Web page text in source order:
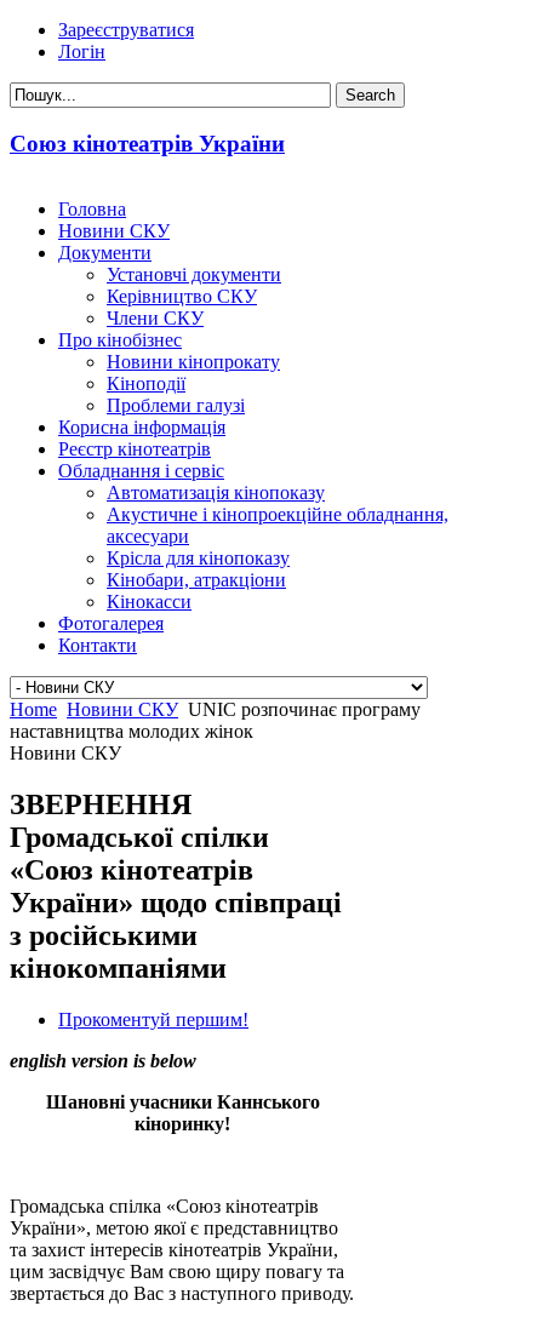
Зареєструватися
Логін
Союз кінотеатрів України
Головна
Новини СКУ
Документи
Установчі документи
Керівництво СКУ
Члени СКУ
Про кінобізнес
Новини кінопрокату
Кіноподії
Проблеми галузі
Корисна інформація
Реєстр кінотеатрів
Обладнання і сервіс
Автоматизація кінопоказу
Акустичне і кінопроекційне обладнання,
аксесуари
Крісла для кінопоказу
Кінобари, атракціони
Кінокасси
Фотогалерея
Контакти
Home Новини СКУ UNIC розпочинає програму
наставництва молодих жінок
Новини СКУ
ЗВЕРНЕННЯ
Громадської спілки
«Союз кінотеатрів
України» щодо співпраці
з російськими
кінокомпаніями
Прокоментуй першим!
english version is below
Шановні учасники Каннського
кіноринку!
Громадська спілка «Союз кінотеатрів
України», метою якої є представництво
та захист інтересів кінотеатрів України,
цим засвідчує Вам свою щиру повагу та
звертається до Вас з наступного приводу.